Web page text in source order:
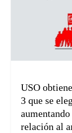
USO
3 que se
relación al